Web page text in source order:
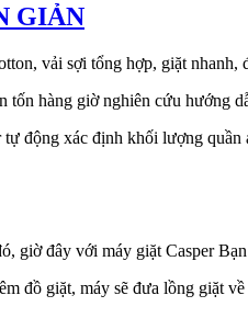
GIẢN
vải sợi tổng hợp, giặt
tốn hàng giờ nghiên cứu hướng
động xác định khối lượng
giờ đây với máy giặt Casper
đồ giặt, máy sẽ đưa lồng giặt